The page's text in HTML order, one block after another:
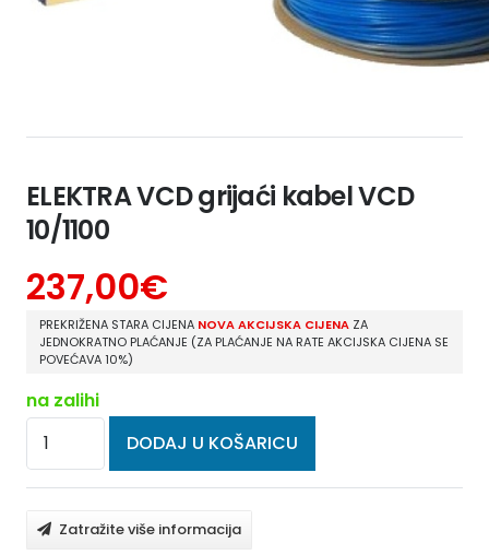
ELEKTRA VCD grijaći kabel VCD
10/1100
237,00€
PREKRIŽENA STARA CIJENA NOVA AKCIJSKA CIJENA ZA
JEDNOKRATNO PLAĆANJE (ZA PLAĆANJE NA RATE AKCIJSKA CIJENA SE
POVEĆAVA 10%)
na zalihi
ELEKTRA
VCD
grijaći
kabel
DODAJ U KOŠARICU
Zatražite više informacija